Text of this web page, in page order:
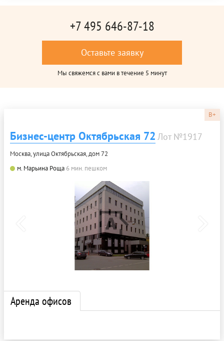
+7 495 646-87-18
Оставьте заявку
Мы свяжемся с вами в течение 5 минут
B+
Бизнес-центр Октябрьская 72 Лот №1917
Москва, улица Октябрьская, дом 72
м. Марьина Роща 6 мин. пешком
Аренда офисов